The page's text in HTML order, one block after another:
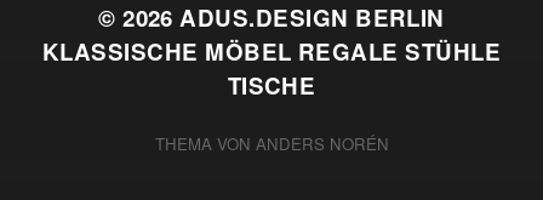
© 2026ADUS.DESIGN BERLIN
KLASSISCHE MÖBEL REGALE STÜHLE
TISCHE
THEMA VON ANDERS NORÉN